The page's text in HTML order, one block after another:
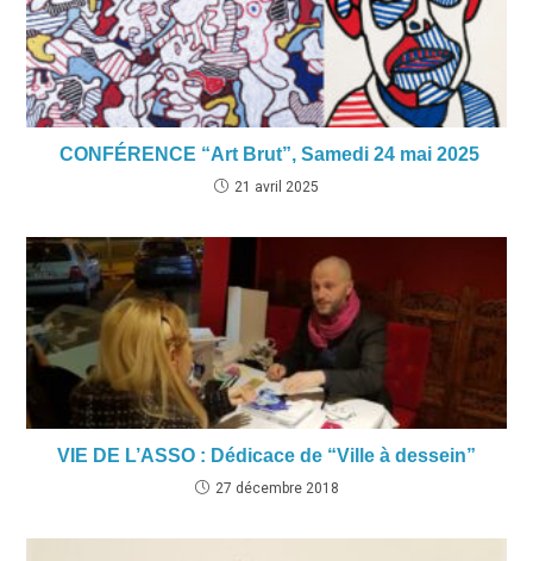
CONFÉRENCE “Art Brut”, Samedi 24 mai 2025
21 avril 2025
VIE DE L’ASSO : Dédicace de “Ville à dessein”
27 décembre 2018